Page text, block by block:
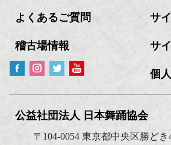
よくあるご質問
稽古場情報
サ
サ
個
公益社団法人 日本舞踊協会
〒104-0054 東京都中央区勝どき